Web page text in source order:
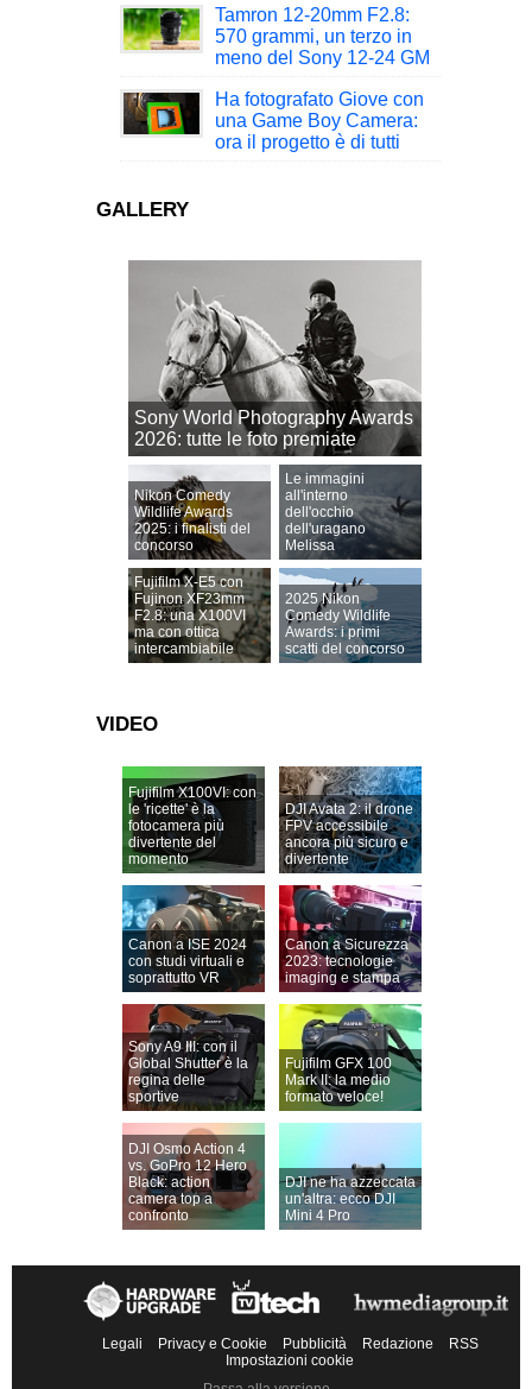
Tamron 12-20mm F2.8:
570 grammi, un terzo in
meno del Sony 12-24 GM
Ha fotografato Giove con
una Game Boy Camera:
ora il progetto è di tutti
GALLERY
Sony World Photography Awards
2026: tutte le foto premiate
Nikon Comedy
Wildlife Awards
2025: i finalisti del
concorso
Le immagini
all'interno
dell'occhio
dell'uragano
Melissa
Fujifilm X-E5 con
Fujinon XF23mm
F2.8: una X100VI
ma con ottica
intercambiabile
2025 Nikon
Comedy Wildlife
Awards: i primi
scatti del concorso
VIDEO
Fujifilm X100VI: con
le 'ricette' è la
fotocamera più
divertente del
momento
DJI Avata 2: il drone
FPV accessibile
ancora più sicuro e
divertente
Canon a ISE 2024
con studi virtuali e
soprattutto VR
Canon a Sicurezza
2023: tecnologie
imaging e stampa
Sony A9 III: con il
Global Shutter è la
regina delle
sportive
Fujifilm GFX 100
Mark II: la medio
formato veloce!
DJI Osmo Action 4
vs. GoPro 12 Hero
Black: action
camera top a
confronto
DJI ne ha azzeccata
un'altra: ecco DJI
Mini 4 Pro
Legali Privacy e Cookie Pubblicità Redazione
RSS
Impostazioni cookie